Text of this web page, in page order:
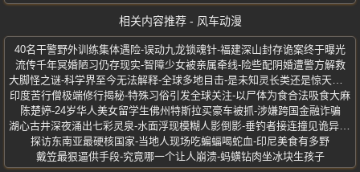
相关内容推荐 - 风车动漫
40名干警野外训练集体遇险-误动九龙锁魂针-福建深山封存诡案终于曝光
流传千年冥婚陋习仍存现实-智障少女被亲属牵线-险些配阴婚遭警方解救
印度苦行僧极端修行揭秘-特殊习俗引发全球关注-以尸体为食合法吸食大麻
陈楚婷-24岁华人美女留学生佛州特斯拉买豪车被抓-涉嫌跨国金融诈骗
探访东南亚最硬核国家-当地人现场吃蝙蝠喝蛇血-印尼美食有多野
戴笠最狠逼供手段-究竟哪一个让人崩溃-蚂蟥钻肉坐冰块生孩子